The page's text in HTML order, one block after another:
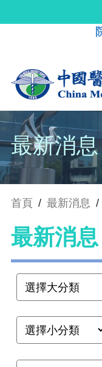
最新消息
首頁 / 最新消息 /
最新消息